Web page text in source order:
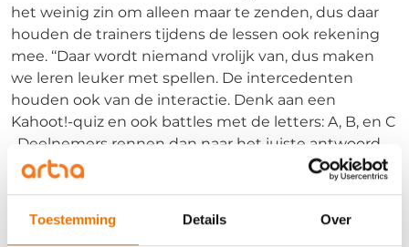
Toestemming Details Over
het weinig zin om alleen maar te zenden, dus daar
houden de trainers tijdens de lessen ook rekening
mee. ‘‘Daar wordt niemand vrolijk van, dus maken
we leren leuker met spellen. De intercedenten
houden ook van de interactie. Denk aan een
Kahoot!-quiz en ook battles met de letters: A, B, en C
. Deelnemers rennen dan naar het juiste antwoord
toe.